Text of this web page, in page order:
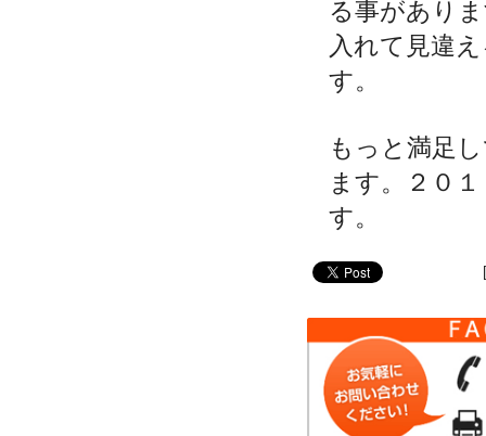
る事があり
入れて見違
す。
もっと満足
ます。２０
す。